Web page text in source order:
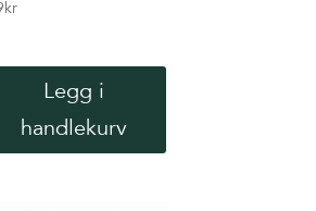
kr
Legg i
handlekurv